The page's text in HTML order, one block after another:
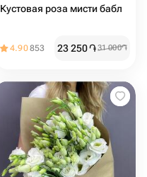
Кустовая роза мисти бабл
4.90853 23 250֏31 000֏